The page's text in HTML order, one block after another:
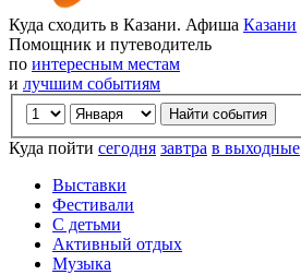
Куда сходить в Казани. Афиша Казани
Помощник и путеводитель
по интересным местам
и лучшим событиям
Куда пойти сегодня завтра в выходные
Выставки
Фестивали
С детьми
Активный отдых
Музыка